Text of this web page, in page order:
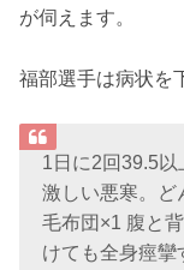
が伺えます。
福部選手は病状を
1日に2回39.5
激しい悪寒。ど
毛布団×1 腹と
けても全身痙攣